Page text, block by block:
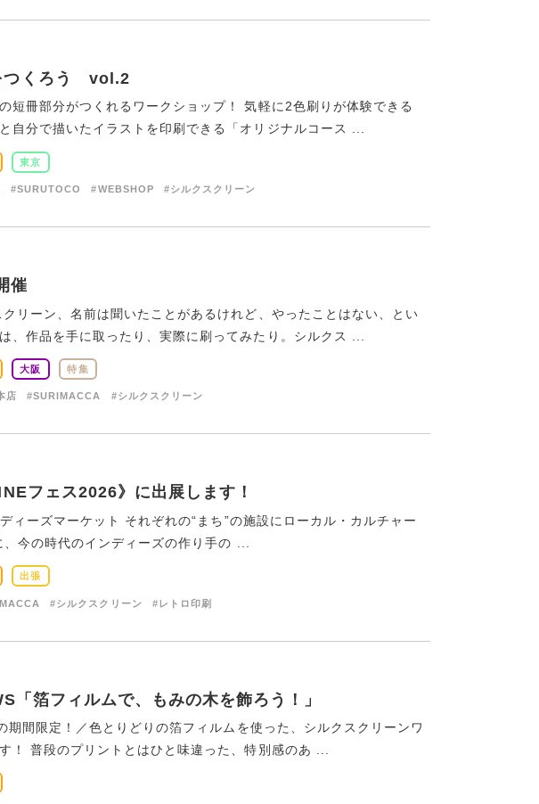
つくろう vol.2
短冊部分がつくれるワークショップ！ 気軽に2色刷りが体験できる
自分で描いたイラストを印刷できる「オリジナルコース ...
東京
#SURUTOCO #WEBSHOP #シルクスクリーン
催
リーン、名前は聞いたことがあるけれど、やったことはない、とい
、作品を手に取ったり、実際に刷ってみたり。シルクス ...
大阪 特集
店 #SURIMACCA #シルクスクリーン
フェス2026》に出展します！
ィーズマーケット それぞれの“まち”の施設にローカル・カルチャー
今の時代のインディーズの作り手の ...
出張
#シルクスクリーン #レトロ印刷
「箔フィルムで、もみの木を飾ろう！」
期間限定！／色とりどりの箔フィルムを使った、シルクスクリーンワ
！ 普段のプリントとはひと味違った、特別感のあ ...